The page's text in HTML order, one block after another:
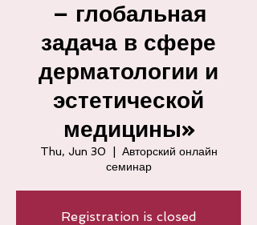
– глобальная
задача в сфере
дерматологии и
эстетической
медицины»
Thu, Jun 30
Авторский онлайн
семинар
Registration is closed